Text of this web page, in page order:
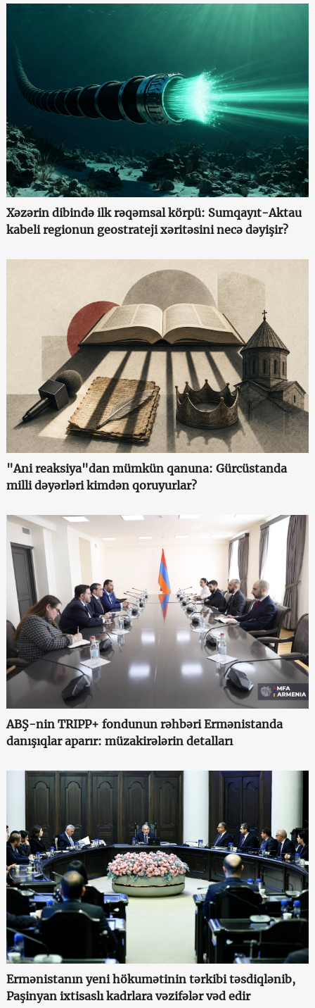
Xəzərin dibində ilk rəqəmsal körpü: Sumqayıt-Aktau
kabeli regionun geostrateji xəritəsini necə dəyişir?
"Ani reaksiya"dan mümkün qanuna: Gürcüstanda
milli dəyərləri kimdən qoruyurlar?
ABŞ-nin TRIPP+ fondunun rəhbəri Ermənistanda
danışıqlar aparır: müzakirələrin detalları
Ermənistanın yeni hökumətinin tərkibi təsdiqlənib,
Paşinyan ixtisaslı kadrlara vəzifələr vəd edir